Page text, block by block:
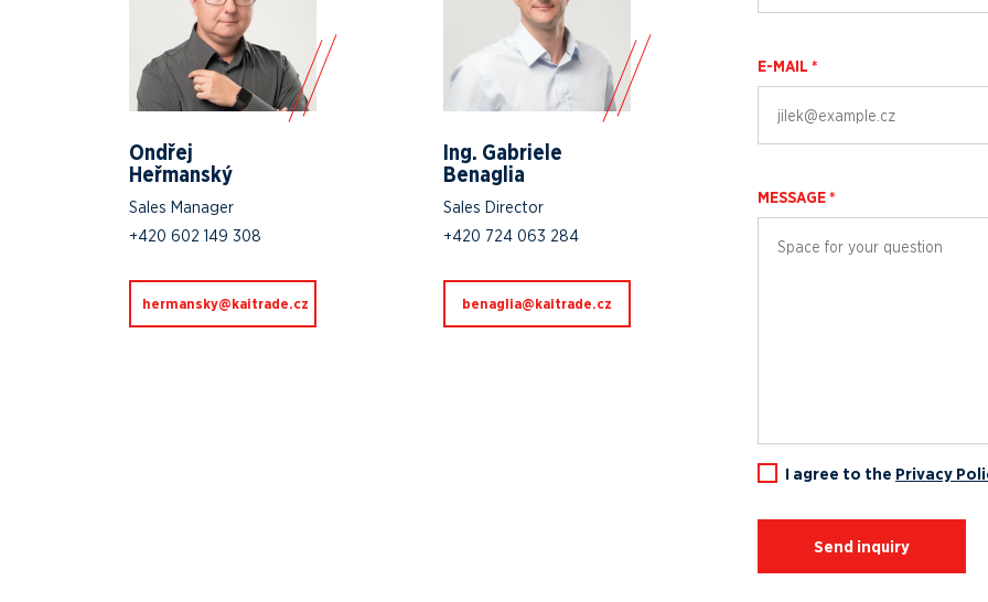
Ondřej
Heřmanský
Sales Manager
+420 602 149 308
zc.edartiak@yksnamreh
Ing. Gabriele
Benaglia
Sales Director
+420 724 063 284
zc.edartiak@ailganeb
E-MAIL *
MESSAGE *
I agree to the Privacy
Send inquiry